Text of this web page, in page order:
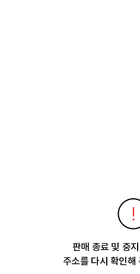
판매 종료 및 중
주소를 다시 확인해